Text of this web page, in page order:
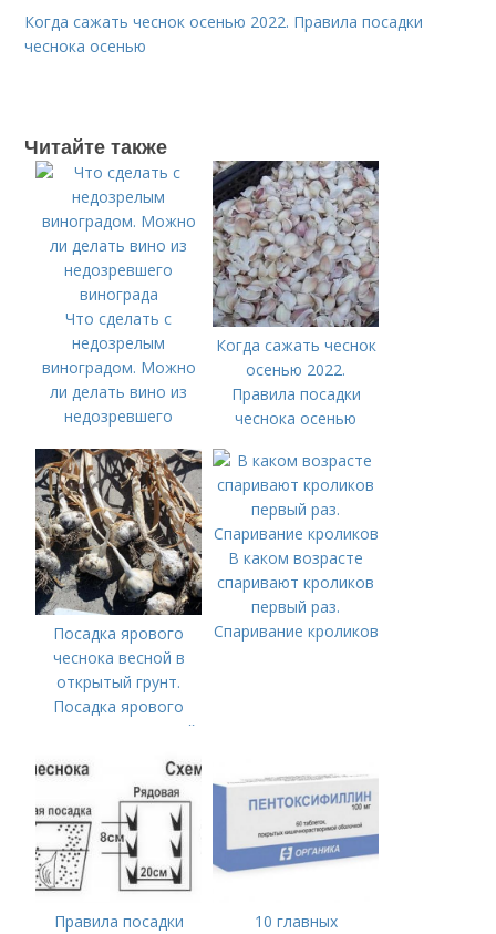
Когда сажать чеснок осенью 2022. Правила посадки
чеснока осенью
Читайте также
Что сделать с
недозрелым
виноградом. Можно
ли делать вино из
недозревшего
Когда сажать чеснок
осенью 2022.
Правила посадки
чеснока осенью
Посадка ярового
чеснока весной в
открытый грунт.
Посадка ярового
чеснока в открытый
В каком возрасте
спаривают кроликов
первый раз.
Спаривание кроликов
Правила посадки
10 главных